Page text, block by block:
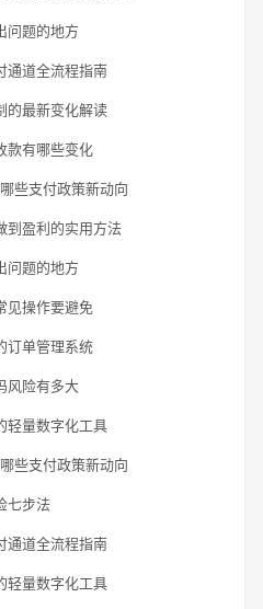
问题的地方
通道全流程指南
的最新变化解读
款有哪些变化
些支付政策新动向
到盈利的实用方法
问题的地方
见操作要避免
订单管理系统
风险有多大
轻量数字化工具
些支付政策新动向
七步法
通道全流程指南
轻量数字化工具